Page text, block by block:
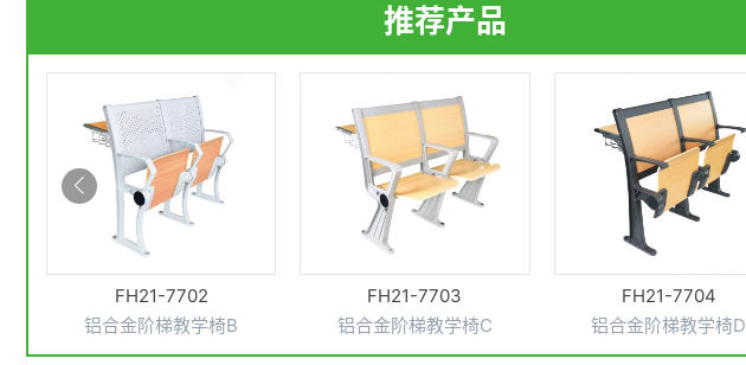
推荐产品
FH21-7703
铝合金阶梯教学椅C
FH21-7704
铝合金阶梯教学椅D
FH21-7705
铝合金阶梯教学椅E